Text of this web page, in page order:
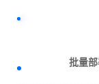
批量